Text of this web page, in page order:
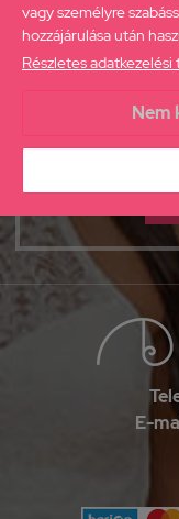
vagy személyre
hozzájárulása után
Részletes
Nem
hogy a webáruház
E-